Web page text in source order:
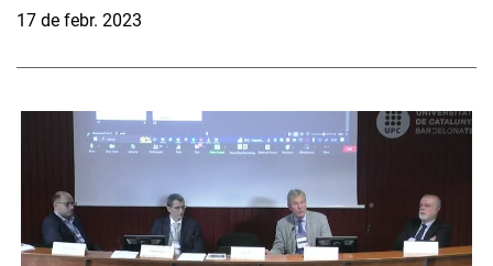
17 de febr. 2023